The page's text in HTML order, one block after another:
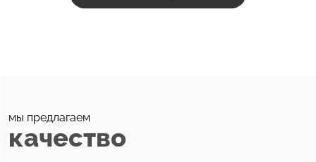
мы предлагаем
качество